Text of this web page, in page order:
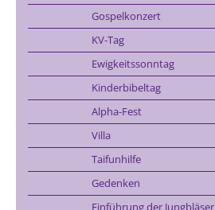
Gospelkonzert
KV-Tag
Ewigkeitssonntag
Kinderbibeltag
Alpha-Fest
Villa
Taifunhilfe
Gedenken
Einführung der Jungbläser